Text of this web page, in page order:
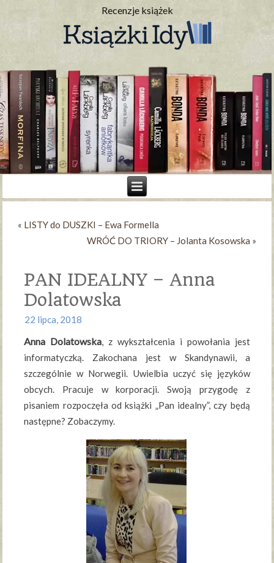
Recenzje książek
« LISTY do DUSZKI – Ewa Formella
WRÓĆ DO TRIORY – Jolanta Kosowska »
PAN IDEALNY – Anna
Dolatowska
22 lipca, 2018
Anna Dolatowska, z wykształcenia i powołania jest
informatyczką. Zakochana jest w Skandynawii, a
szczególnie w Norwegii. Uwielbia uczyć się języków
obcych. Pracuje w korporacji. Swoją przygodę z
pisaniem rozpoczęła od książki „Pan idealny”, czy będą
następne? Zobaczymy.